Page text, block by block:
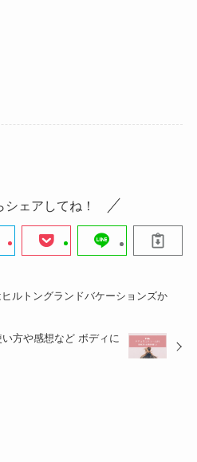
シェアしてね！
ヒルトングランドバケーションズか
方や感想など ボディに